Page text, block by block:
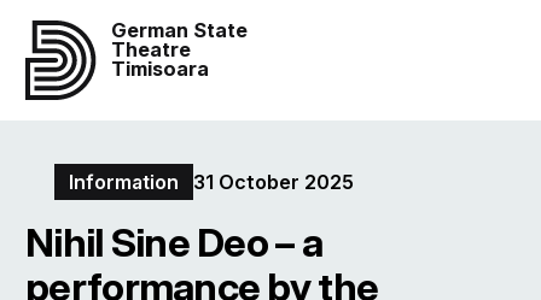
German State
Theatre
Timisoara
Information 31 October 2025
Nihil Sine Deo – a
performance by the